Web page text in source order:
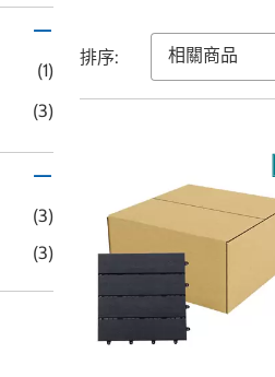
(1)
(3)
(3)
(3)
排序: